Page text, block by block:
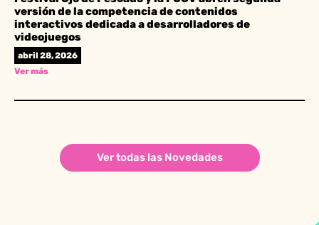
versión de la competencia de contenidos
interactivos dedicada a desarrolladores de
videojuegos
abril 28, 2026
Ver más
Ver todas las Novedades